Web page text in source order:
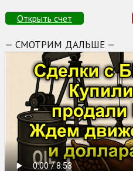
Открыть счет
— СМОТРИМ ДАЛЬШЕ —